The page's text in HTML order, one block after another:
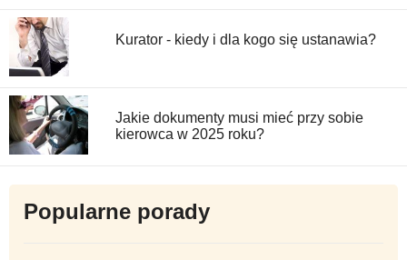
Kurator - kiedy i dla kogo się ustanawia?
Jakie dokumenty musi mieć przy sobie
kierowca w 2025 roku?
Popularne porady